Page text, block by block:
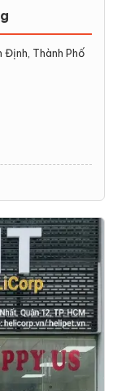
Định, Thành Phố